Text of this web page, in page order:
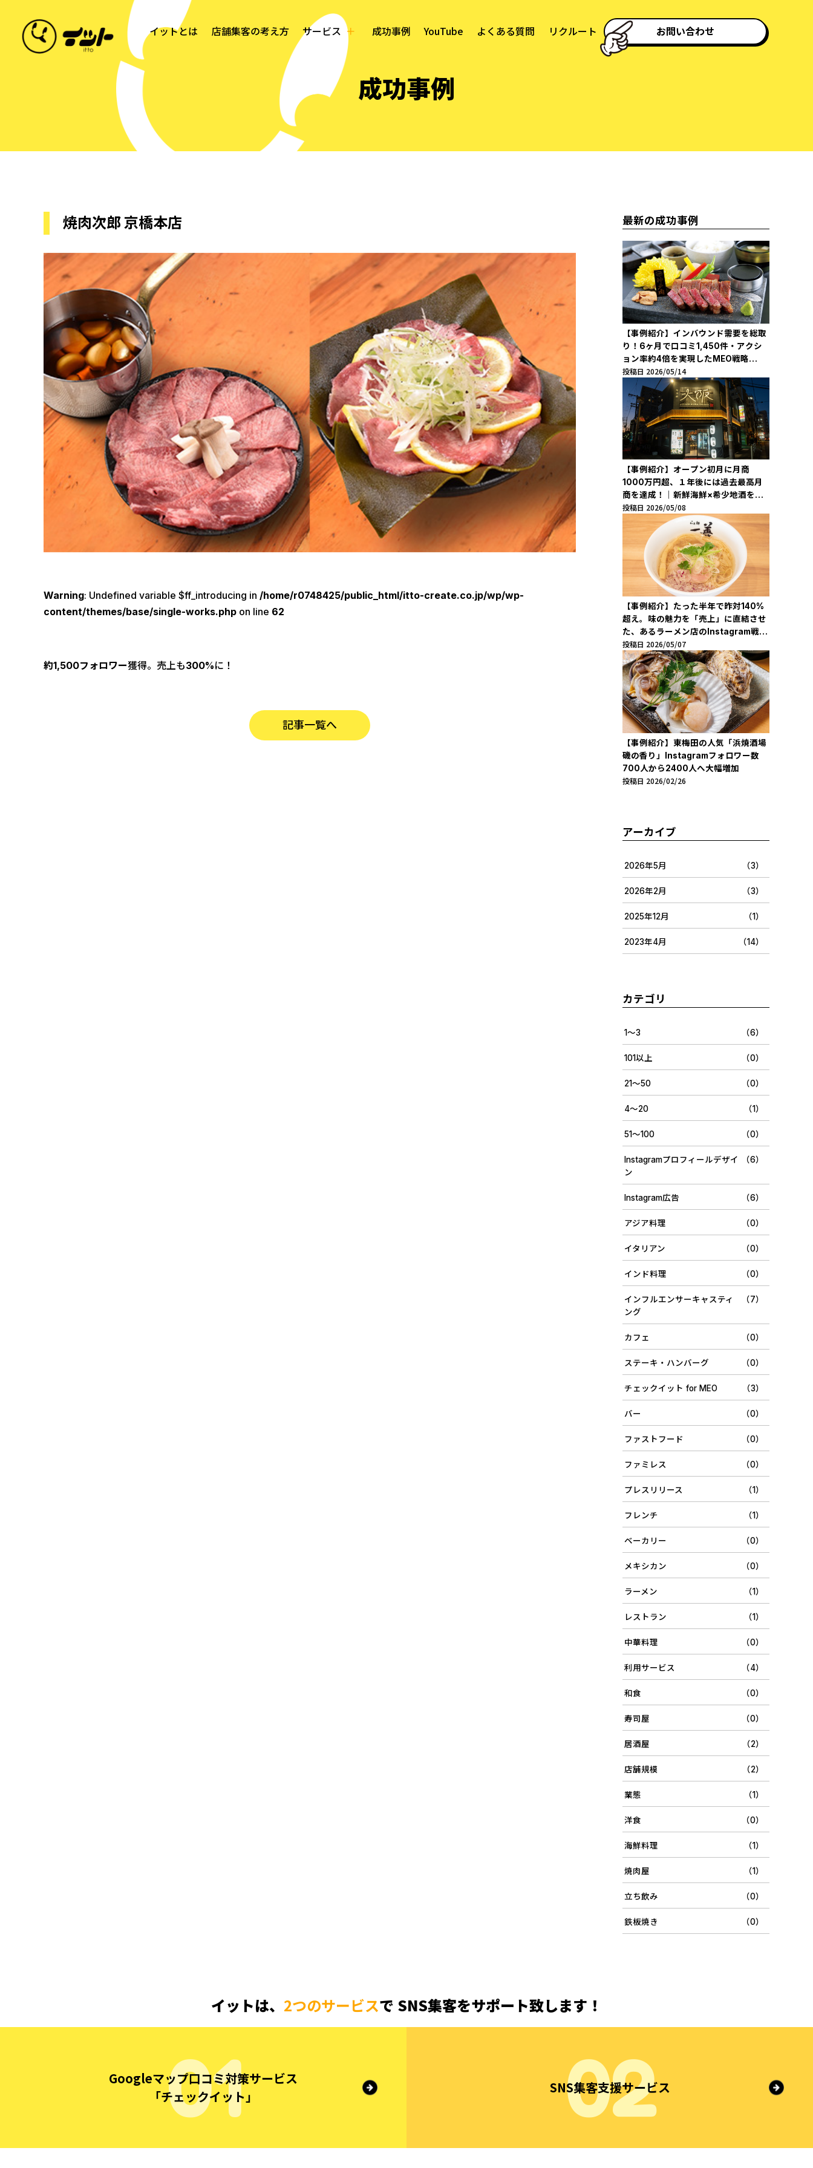
イットとは 店舗集客の考え方 サービス 成功事例 YouTube よくある質問 リクルート お問い合わせ
成功事例
焼肉次郎 京橋本店
Warning: Undefined variable $ff_introducing in /home/r0748425/public_html/itto-create.co.jp/wp/wp-
content/themes/base/single-works.php on line 62
約1,500フォロワー獲得。売上も300%に！
記事一覧へ
最新の成功事例
【事例紹介】インバウンド需要を総取
り！6ヶ月で口コミ1,450件・アクシ
ョン率約4倍を実現したMEO戦略
「KOBE BEEF FACTORY」
投稿日 2026/05/14
【事例紹介】オープン初月に月商
1000万円超、１年後には過去最高月
商を達成！｜新鮮海鮮×希少地酒を駅
近で味わえる「地酒蔵大阪 梅田D.D.
ハウス店」
投稿日 2026/05/08
【事例紹介】たった半年で昨対140%
超え。味の魅力を「売上」に直結させ
た、あるラーメン店のInstagram戦略
「らぁ麺 一善」
投稿日 2026/05/07
【事例紹介】東梅田の人気「浜焼酒場
磯の香り」Instagramフォロワー数
700人から2400人へ大幅増加
投稿日 2026/02/26
アーカイブ
2026年5月 （3）
2026年2月 （3）
2025年12月 （1）
2023年4月 （14）
カテゴリ
1〜3 （6）
101以上 （0）
21〜50 （0）
4〜20 （1）
51〜100 （0）
Instagramプロフィールデザイ
ン
（6）
Instagram広告 （6）
アジア料理 （0）
イタリアン （0）
インド料理 （0）
インフルエンサーキャスティ
ング
（7）
カフェ （0）
ステーキ・ハンバーグ （0）
チェックイット for MEO （3）
バー （0）
ファストフード （0）
ファミレス （0）
プレスリリース （1）
フレンチ （1）
ベーカリー （0）
メキシカン （0）
ラーメン （1）
レストラン （1）
中華料理 （0）
利用サービス （4）
和食 （0）
寿司屋 （0）
居酒屋 （2）
店舗規模 （2）
業態 （1）
洋食 （0）
海鮮料理 （1）
焼肉屋 （1）
立ち飲み （0）
鉄板焼き （0）
イットは、 2つのサービスで SNS集客をサポート致します！
Googleマップ口コミ対策サービス
「チェックイット」
SNS集客支援サービス